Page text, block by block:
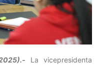
La vicepresidenta